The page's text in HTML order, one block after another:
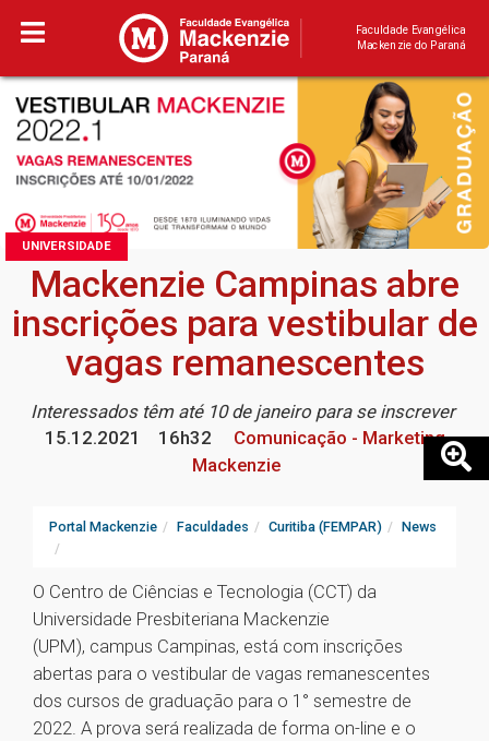
Faculdade Evangélica
Mackenzie do Paraná
UNIVERSIDADE
Mackenzie Campinas abre
inscrições para vestibular de
vagas remanescentes
Interessados têm até 10 de janeiro para se inscrever
15.12.2021
16h32
Comunicação - Marketing
Mackenzie
Portal Mackenzie Faculdades Curitiba (FEMPAR) News
O Centro de Ciências e Tecnologia (CCT) da
Universidade Presbiteriana Mackenzie
(UPM), campus Campinas, está com inscrições
abertas para o vestibular de vagas remanescentes
dos cursos de graduação para o 1° semestre de
2022. A prova será realizada de forma on-line e o